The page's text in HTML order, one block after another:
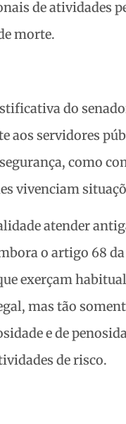
de atividades
morte.
do
aos servidores
como
vivenciam
atender
o artigo 68
exerçam
mas tão
e de
de risco.